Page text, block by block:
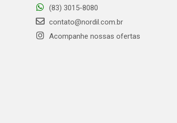
(83) 3015-8080
contato@nordil.com.br
Acompanhe nossas ofertas